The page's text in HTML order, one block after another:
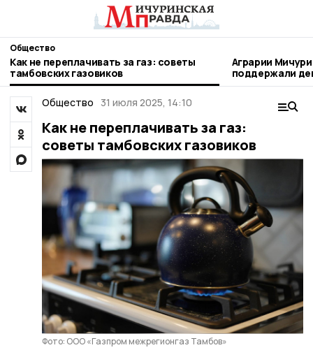
Общество
Как не переплачивать за газ: советы
тамбовских газовиков
Аграрии
поддержали день
труда
Общество
31 июля 2025, 14:10
Как не переплачивать за газ:
советы тамбовских газовиков
Фото: ООО «Газпром межрегионгаз Тамбов»